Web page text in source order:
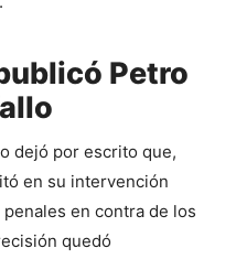
Petro
dejó por escrito que,
en su intervención
en contra de los
quedó